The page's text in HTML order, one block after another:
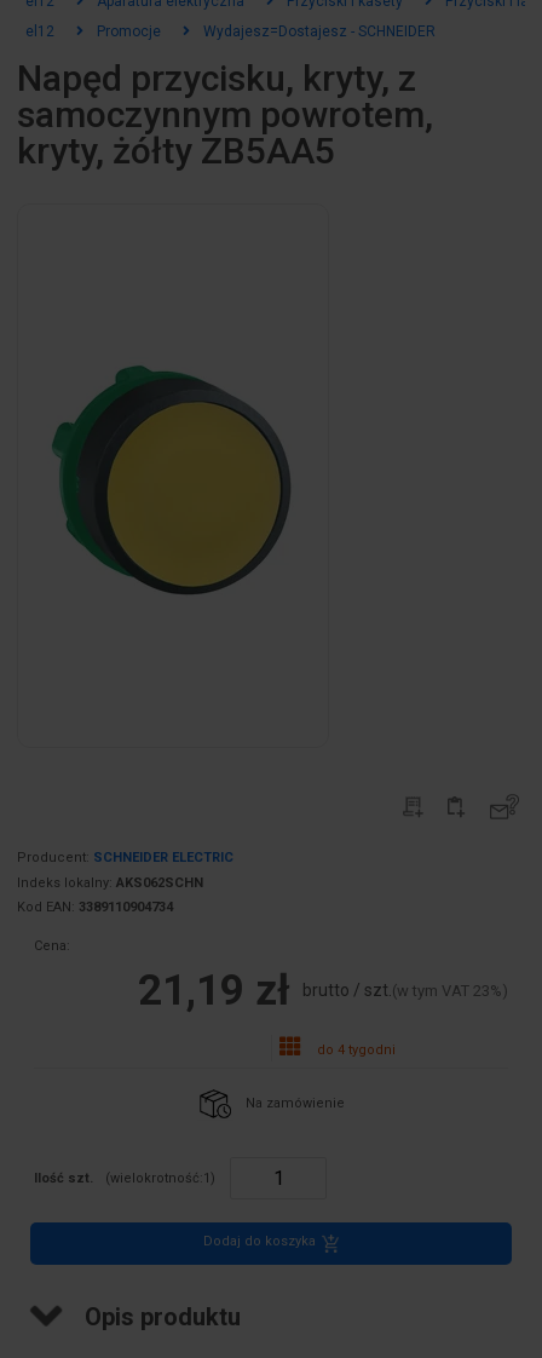
el12
Promocje Wydajesz=Dostajesz - SCHNEIDER
Napęd przycisku, kryty, z
samoczynnym powrotem,
kryty, żółty ZB5AA5
Producent: SCHNEIDER ELECTRIC
Indeks lokalny: AKS062SCHN
Kod EAN: 3389110904734
Cena:
21,19 zł brutto / szt.(w tym VAT 23%)
do 4 tygodni
Na zamówienie
Ilość szt. (wielokrotność:1 )
Dodaj do koszyka
Opis produktu